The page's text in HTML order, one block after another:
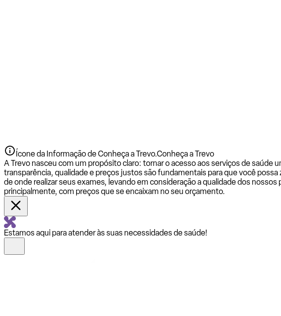
Ícone da Informação de Conheça a Trevo.Conheça a Trevo
A Trevo nasceu com um propósito claro: tornar o acesso aos serviços de
transparência, qualidade e preços justos são fundamentais para que você
de onde realizar seus exames, levando em consideração a qualidade dos
principalmente, com preços que se encaixam no seu orçamento.
Estamos aqui para atender às suas necessidades de saúde!